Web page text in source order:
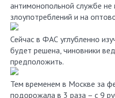
антимонопольной службе
злоупотреблений и на
Сейчас в ФАС углубленно
будет решена, чиновники
предположить.
Тем временем в Москве за
подорожала в 3 раза – с 9